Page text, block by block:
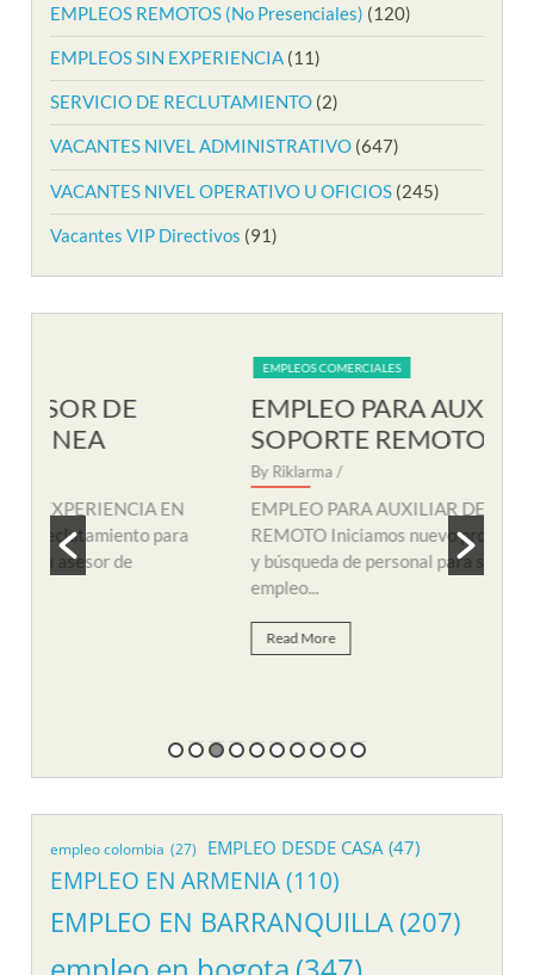
EMPLEOS REMOTOS (No Presenciales) (120)
EMPLEOS SIN EXPERIENCIA (11)
SERVICIO DE RECLUTAMIENTO (2)
VACANTES NIVEL ADMINISTRATIVO (647)
VACANTES NIVEL OPERATIVO U OFICIOS (245)
Vacantes VIP Directivos (91)
EMPLEO PARA AUXILIAR DE
SOPORTE REMOTO
EMPLEO PARA AUXILIAR DE SOPORTE
REMOTO Iniciamos nuevo proceso de consecución
y búsqueda de personal para suplir vacante de
empleo colombia (27) EMPLEO DESDE CASA (47)
EMPLEO EN ARMENIA (110)
EMPLEO EN BARRANQUILLA(207)